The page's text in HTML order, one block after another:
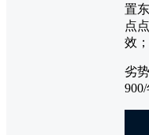
置
点
效
劣